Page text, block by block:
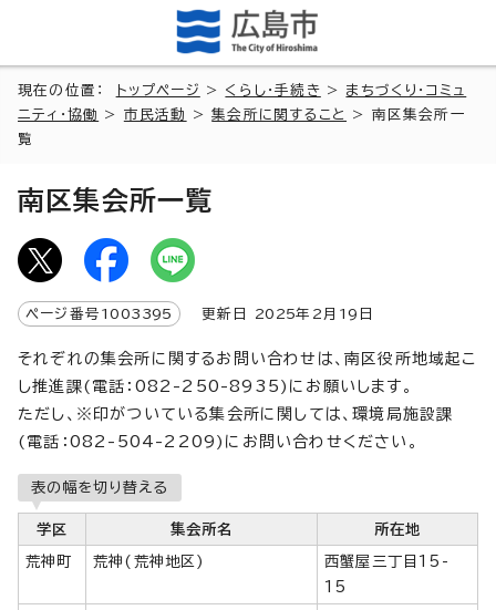
現在の位置： トップページ > くらし・手続き > まちづくり・コミュ
ニティ・協働
> 市民活動 >集会所に関すること
> 南区集会所一
覧
南区集会所一覧
ページ番号 1003395 更新日 2025年2月 19 日
それぞれの集会所に関するお問い合わせは、南区役所地域起こ
し推進課(電話：082-250-8935)にお願いします。
ただし、※印がついている集会所に関しては、環境局施設課
(電話：082-504-2209)にお問い合わせください。
表の幅を切り替える
学区 集会所名 所在地
荒神町 荒神(荒神地区)
西蟹屋三丁目15-
15